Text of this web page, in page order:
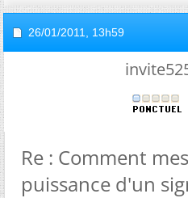
26/01/2011, 13h59
Re : Comment
puissance d'un